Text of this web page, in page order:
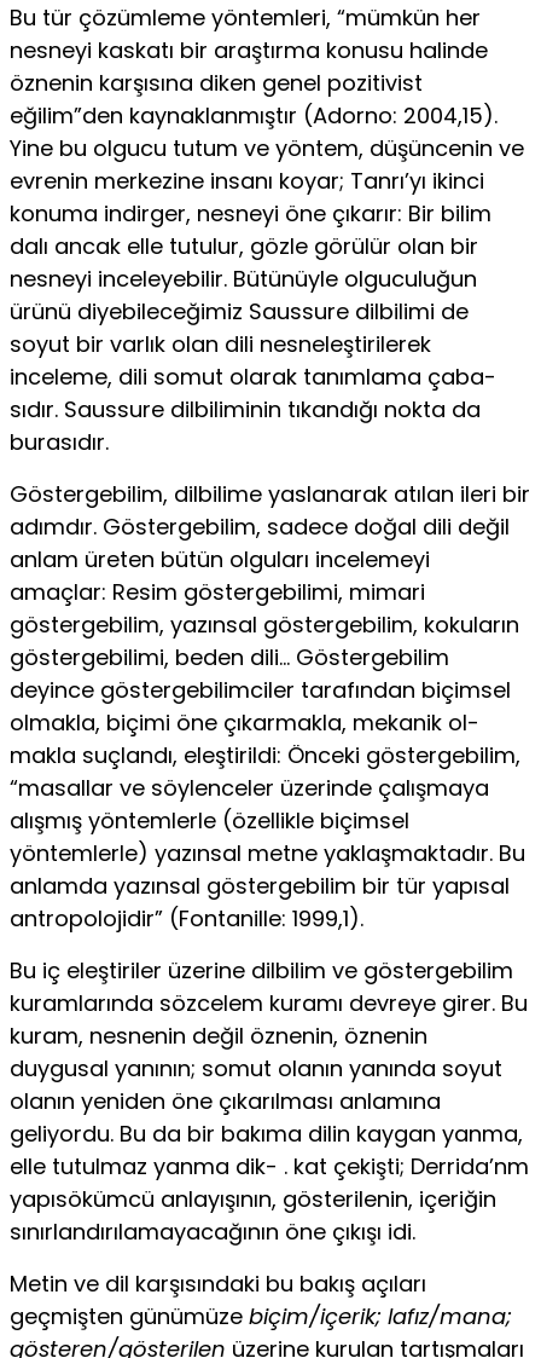
Bu tür çözümleme yöntemleri, “mümkün her
nesneyi kaska­tı bir araştırma konusu halinde
öznenin karşısına diken genel pozitivist
eğilim”den kaynaklanmıştır (Adorno: 2004,15).
Yi­ne bu olgucu tutum ve yöntem, düşüncenin ve
evrenin mer­kezine insanı koyar; Tanrı’yı ikinci
konuma indirger, nesne­yi öne çıkarır: Bir bilim
dalı ancak elle tutulur, gözle görülür olan bir
nesneyi inceleyebilir. Bütünüyle olguculuğun
ürünü diyebileceğimiz Saussure dilbilimi de
soyut bir varlık olan dili nesneleştirilerek
inceleme, dili somut olarak tanımlama çaba­
sıdır. Saussure dilbiliminin tıkandığı nokta da
burasıdır.
Göstergebilim, dilbilime yaslanarak atılan ileri bir
adım­dır. Göstergebilim, sadece doğal dili değil
anlam üreten bü­tün olguları incelemeyi
amaçlar: Resim göstergebilimi, mimari
göstergebilim, yazınsal göstergebilim, kokuların
göstergebili­mi, beden dili… Göstergebilim
deyince göstergebilimciler ta­rafından biçimsel
olmakla, biçimi öne çıkarmakla, mekanik ol­
makla suçlandı, eleştirildi: Önceki göstergebilim,
“masallar ve söylenceler üzerinde çalışmaya
alışmış yöntemlerle (özellikle biçimsel
yöntemlerle) yazınsal metne yaklaşmaktadır. Bu
an­lamda yazınsal göstergebilim bir tür yapısal
antropolojidir” (Fontanille: 1999,1).
Bu iç eleştiriler üzerine dilbilim ve göstergebilim
kuramla­rında sözcelem kuramı devreye girer. Bu
kuram, nesnenin de­ğil öznenin, öznenin
duygusal yanının; somut olanın yanında soyut
olanın yeniden öne çıkarılması anlamına
geliyordu. Bu da bir bakıma dilin kaygan yanma,
elle tutulmaz yanma dik- . kat çekişti; Derrida’nm
yapısökümcü anlayışının, gösterilenin, içeriğin
sınırlandırılamayacağının öne çıkışı idi.
Metin ve dil karşısındaki bu bakış açıları
geçmişten günü­müze biçim/içerik; lafız/mana;
gösteren/gösterilen üzerine kuru­lan tartışmaları